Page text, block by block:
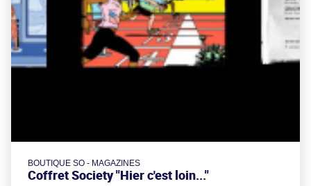
BOUTIQUE SO - MAGAZINES
Coffret Society "Hier c'est loin..."